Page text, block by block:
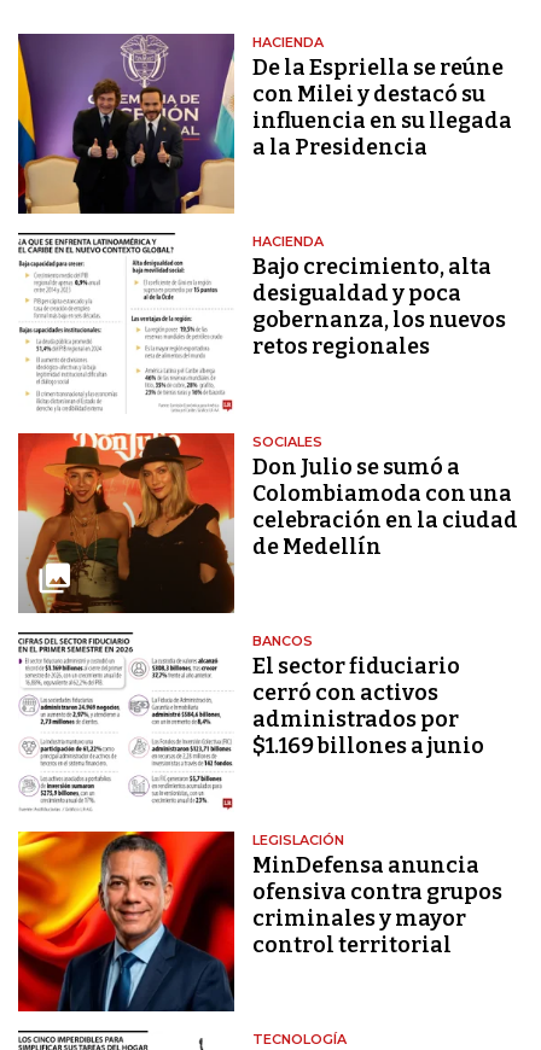
HACIENDA
De la Espriella se reúne
con Milei y destacó su
influencia en su llegada
a la Presidencia
HACIENDA
Bajo crecimiento, alta
desigualdad y poca
gobernanza, los nuevos
retos regionales
SOCIALES
Don Julio se sumó a
Colombiamoda con una
celebración en la ciudad
de Medellín
BANCOS
El sector fiduciario
cerró con activos
administrados por
$1.169 billones a junio
LEGISLACIÓN
MinDefensa anuncia
ofensiva contra grupos
criminales y mayor
control territorial
TECNOLOGÍA